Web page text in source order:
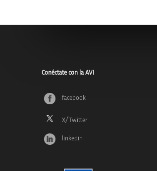
Conéctate con la AVI
facebook
linkedin